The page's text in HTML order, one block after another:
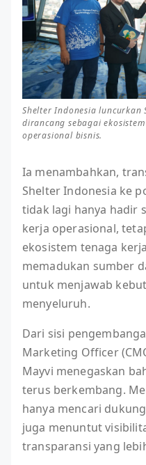
Shelter Indonesia
dirancang sebagai
operasional bisnis.
Ia menambahkan,
Shelter Indonesia ke
tidak lagi hanya hadir
kerja operasional,
ekosistem tenaga
memadukan sumber
untuk menjawab
menyeluruh.
Dari sisi
Marketing Officer
Mayvi menegaskan
terus berkembang.
hanya mencari
juga menuntut
transparansi yang